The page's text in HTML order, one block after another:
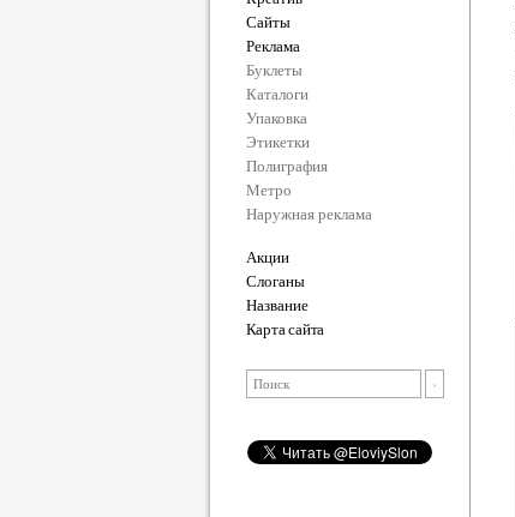
Сайты
Реклама
Буклеты
Каталоги
Упаковка
Этикетки
Полиграфия
Метро
Наружная реклама
Акции
Слоганы
Название
Карта сайта